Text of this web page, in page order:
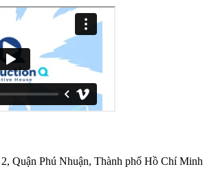
Quận Phú Nhuận, Thành phố Hồ Chí Minh